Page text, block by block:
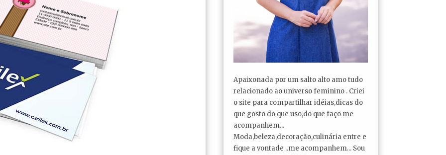
Apaixonada por um salto alto amo tudo
relacionado ao universo feminino . Criei
o site para compartilhar idéias,dicas do
que gosto do que uso,do que faço me
acompanhem...
Moda,beleza,decoração,culinária entre e
fique a vontade ..me acompanhem... Sou